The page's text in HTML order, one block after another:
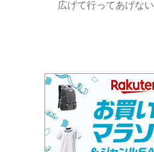
広げて行ってあげな